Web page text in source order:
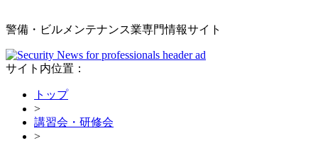
警備・ビルメンテナンス業専門情報サイト
サイト内位置：
トップ
>
講習会・研修会
>